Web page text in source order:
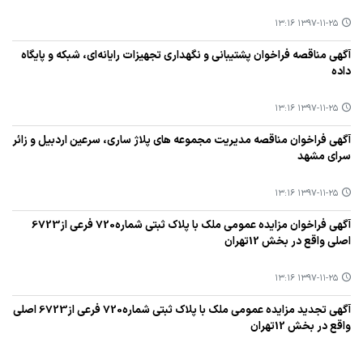
۱۳۹۷-۱۱-۲۵ ۱۳:۱۶
آگهی مناقصه فراخوان پشتیبانی و نگهداری تجهیزات رایانه‌ای، شبكه و پایگاه
داده
۱۳۹۷-۱۱-۲۵ ۱۳:۱۶
آگهی فراخوان مناقصه مدیریت مجموعه های پلاژ ساری، سرعین اردبیل و زائر
سرای مشهد
۱۳۹۷-۱۱-۲۵ ۱۳:۱۶
آگهی فراخوان مزایده عمومی ملك با پلاك ثبتی شماره720 فرعی از6723
اصلی واقع در بخش 12تهران
۱۳۹۷-۱۱-۲۵ ۱۳:۱۶
آگهی تجدید مزایده عمومی ملك با پلاك ثبتی شماره720 فرعی از6723 اصلی
واقع در بخش 12تهران